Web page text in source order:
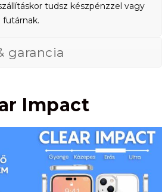
tudsz készpénzzel vagy
futárnak.
garancia
Impact